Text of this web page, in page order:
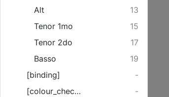
Alt
13
Tenor 1mo
15
Tenor 2do
17
Basso
19
[binding]
-
[colour_checker]
-